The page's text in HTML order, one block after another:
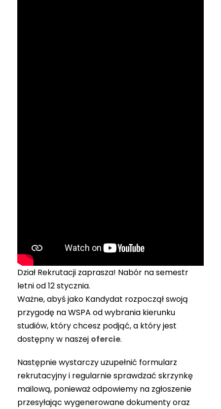
Dział Rekrutacji zaprasza! Nabór na semestr
letni od 12 stycznia.
Ważne, abyś jako Kandydat rozpoczął swoją
przygodę na WSPA od wybrania kierunku
studiów, który chcesz podjąć, a który jest
dostępny w naszej ofercie.
Następnie wystarczy uzupełnić formularz
rekrutacyjny i regularnie sprawdzać skrzynkę
mailową, ponieważ odpowiemy na zgłoszenie
przesyłając wygenerowane dokumenty oraz